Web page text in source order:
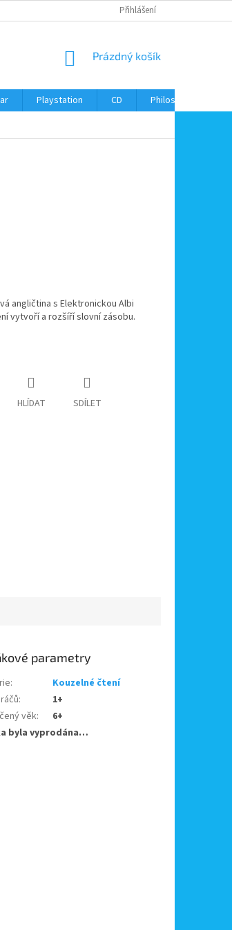
Přihlášení
NÁKUPNÍ
Prázdný košík
Playstation CD Philos
angličtina s Elektronickou Albi
vytvoří a rozšíří slovní zásobu.
HLÍDAT SDÍLET
parametry
:
Kouzelné čtení
:
1+
věk:
6+
byla vyprodána…